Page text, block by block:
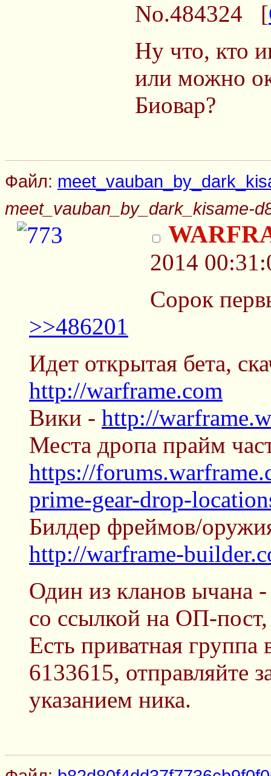
No.484324 [
Ну что, кто
или можно
Биовар?
Файл:
meet_vauban_by_dark_kisame-
2014
Сорок
>>486201
Идет открытая бета,
http://warframe.com
Вики - http://
Места дропа прайм
https://
prime-gear-drop-
Билдер фреймов/
http://warframe-
Один из кланов ычана
со ссылкой на ОП-
Есть приватная
6133615, отправляйте
указанием ника.